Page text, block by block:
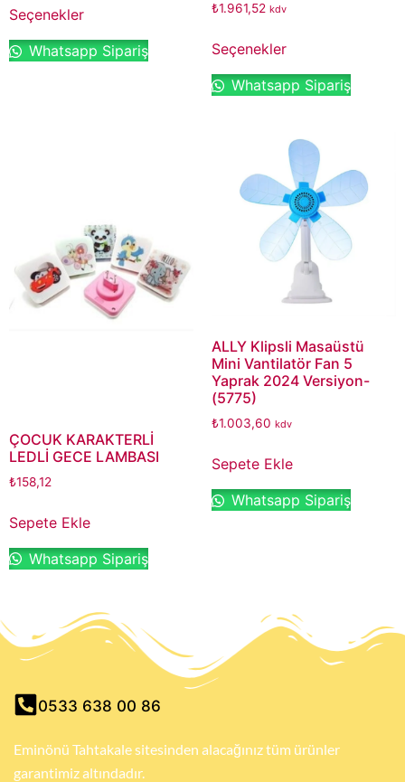
Seçenekler
Whatsapp Sipariş
₺1.961,52 kdv
Seçenekler
Whatsapp Sipariş
ÇOCUK KARAKTERLİ
LEDLİ GECE LAMBASI
₺158,12
Sepete Ekle
Whatsapp Sipariş
ALLY Klipsli Masaüstü
Mini Vantilatör Fan 5
Yaprak 2024 Versiyon-
(5775)
₺1.003,60 kdv
Sepete Ekle
Whatsapp Sipariş
0533 638 00 86
Eminönü Tahtakale sitesinden alacağınız tüm ürünler
garantimiz altındadır.